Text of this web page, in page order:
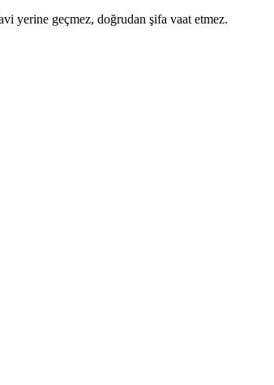
yerine geçmez, doğrudan şifa vaat etmez.